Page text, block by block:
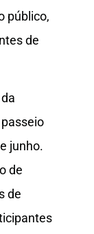
público,
de
junho.
de
de